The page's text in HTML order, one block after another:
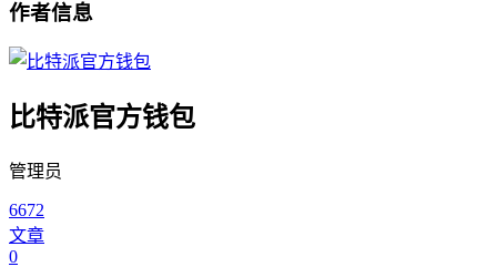
作者信息
比特派官方钱包
管理员
6672
文章
0